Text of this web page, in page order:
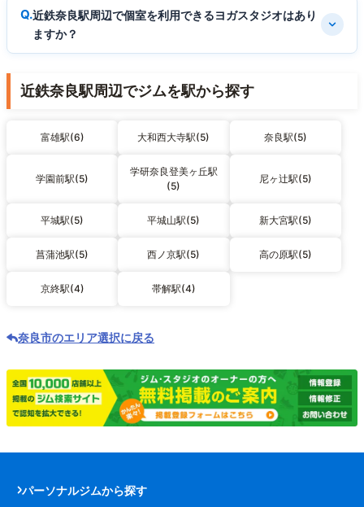
近鉄奈良駅周辺で個室を利用できるヨガスタジオはあり
ますか？
近鉄奈良駅周辺でジムを駅から探す
富雄駅(6) 大和西大寺駅(5) 奈良駅(5)
学園前駅(5)
学研奈良登美ヶ丘駅
(5)
尼ヶ辻駅(5)
平城駅(5) 平城山駅(5) 新大宮駅(5)
菖蒲池駅(5) 西ノ京駅(5) 高の原駅(5)
京終駅(4) 帯解駅(4)
奈良市のエリア選択に戻る
パーソナルジムから探す